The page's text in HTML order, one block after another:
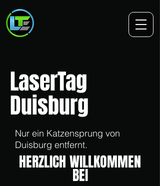
LaserTag
Duisburg
Nur ein Katzensprung von
Duisburg entfernt.
HERZLICH WILLKOMMEN
BEI